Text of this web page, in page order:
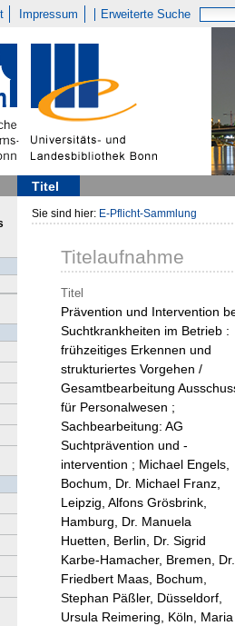
Impressum Erweiterte Suche
Titel
Sie sind hier: E-Pflicht-Sammlung
Titelaufnahme
Titel
Prävention und Intervention
Suchtkrankheiten im Betrieb :
frühzeitiges Erkennen und
strukturiertes Vorgehen /
Gesamtbearbeitung
für Personalwesen ;
Sachbearbeitung: AG
Suchtprävention und -
intervention ; Michael Engels,
Bochum, Dr. Michael Franz,
Leipzig, Alfons Grösbrink,
Hamburg, Dr. Manuela
Huetten, Berlin, Dr. Sigrid
Karbe-Hamacher, Bremen, Dr.
Friedbert Maas, Bochum,
Stephan Päßler, Düsseldorf,
Ursula Reimering, Köln, Maria